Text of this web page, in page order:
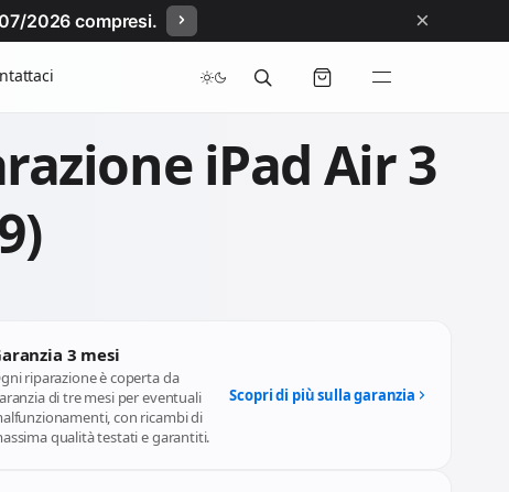
2026 compresi. ×
iPad Air 3
3 mesi
riparazione è coperta da
di tre mesi per eventuali
con ricambi di
qualità testati e garantiti.
Scopri di più sulla garanzia